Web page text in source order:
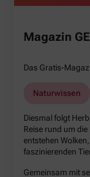
Magazin
Das Gratis-
Naturwissen
Diesmal folgt
Reise rund um
entstehen
faszinierenden
Gemeinsam mit